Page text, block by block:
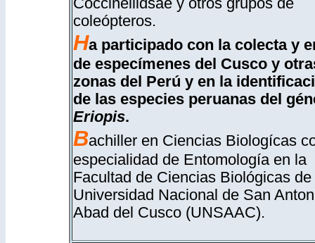
Coccinellidsae y otros grupos de
coleópteros.
Ha participado con la colecta y
de especímenes del Cusco y
zonas del Perú y en la
de las especies peruanas del
Eriopis.
Bachiller en Ciencias Biologícas
especialidad de Entomología en la
Facultad de Ciencias Biológicas de
Universidad Nacional de San
Abad del Cusco (UNSAAC).